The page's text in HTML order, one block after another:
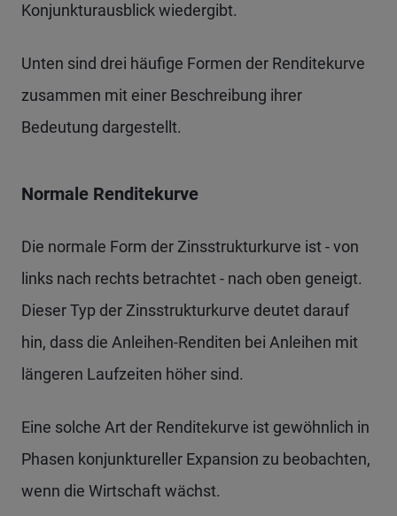
Konjunkturausblick wiedergibt.
Unten sind drei häufige Formen der Renditekurve
zusammen mit einer Beschreibung ihrer
Bedeutung dargestellt.
Normale Renditekurve
Die normale Form der Zinsstrukturkurve ist - von
links nach rechts betrachtet - nach oben geneigt.
Dieser Typ der Zinsstrukturkurve deutet darauf
hin, dass die Anleihen-Renditen bei Anleihen mit
längeren Laufzeiten höher sind.
Eine solche Art der Renditekurve ist gewöhnlich in
Phasen konjunktureller Expansion zu beobachten,
wenn die Wirtschaft wächst.